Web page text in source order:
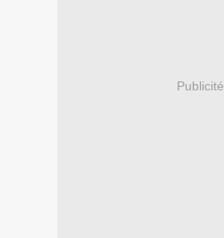
Publicité